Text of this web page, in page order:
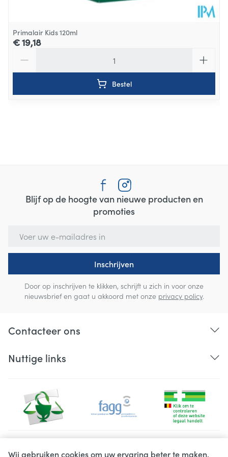
Wij gebruiken cookies om uw ervaring beter te maken.
Primalair Kids 120ml
€ 19,18
Bestel
Blijf op de hoogte van nieuwe producten en
promoties
Inschrijven
Door op inschrijven te klikken, schrijft u zich in voor onze
nieuwsbrief en gaat u akkoord met onze privacy policy.
Contacteer ons
Nuttige links
Juridische links